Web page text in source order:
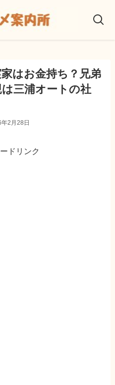
はお金持ち？兄弟
三浦オートの社
2月28日
ドリンク